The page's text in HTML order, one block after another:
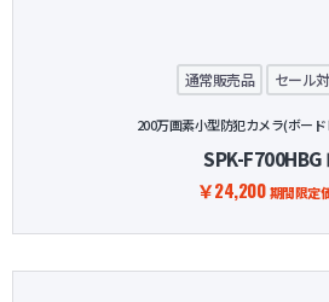
通常販売品 セール
200万画素小型防犯カメラ(ボー
SPK-
￥24,200期間限定